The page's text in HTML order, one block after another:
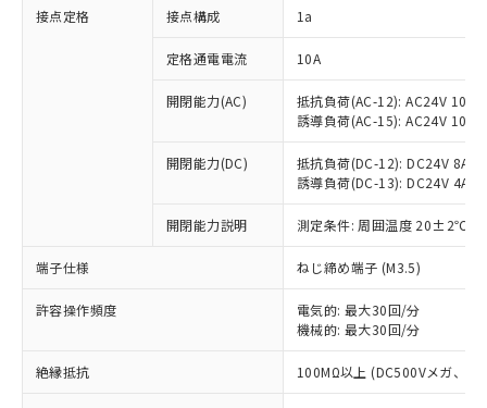
接点定格 接点構成 1a
定格通電電流 10A
開閉能力(AC)
抵抗負荷(AC-12): AC24V 10A/
誘導負荷(AC-15): AC24V
開閉能力(DC)
抵抗負荷(DC-12): DC24V 8A/
誘導負荷(DC-13): DC24V 4A/
開閉能力説明 測定条件: 周囲温度 20±2℃、
端子仕様 ねじ締め端子 (M3.5)
許容操作頻度
電気的: 最大30回/分
機械的: 最大30回/分
絶縁抵抗 100MΩ以上 (DC500Vメガ、点
ご利用条件
以下の条件をお読みいただき、同意のうえ
本サービスは、当社制御機器事業取扱
商品の当社在庫状況および標準価格
(税抜)を提供させていただくもので
当社制御機器事業取扱商品の中には、
本サービスの対象外となる商品もある
在庫状況および標準価格照会結果は、
記載している更新日時点での社内デー
タに基づき作成されるものであり、閲
覧された時点での実際の在庫および標
対応予定：EU RoHS指令（10物質）の非含
有に対応した製品に切り替える予定のある
対応予定なし：EU RoHS指令（10物質）の
非含有に非対応の商品で、対応品を出す予
調査・確認中：EU RoHS指令（10物質）の
非含有の対応状況を調査中または確認中の
非該当品：ライセンス料など無形物で、有
害物質有無と関係のない商品です。
仕入先様の事情により、非含有部品として
いたものが、含有品と判明した場合などや
むを得ず変更することがあります。
鉛(Pb) 1000ppm以下、 水銀(Hg) 1000ppm以下、 カド
※1 中国RoHS○×表
「○」：最大均質材料含有率が中国RoHSの
基準値以下であることを示します。
「×」：最大均質材料含有率が中国RoHSの
基準値を超えていることを示します。
「－」：未確認です。当社販売部門へお問
*中国RoHS10物質の基準値 (GB/T26572)：
Pb(鉛) :1000ppm、 Hg(水銀) : 1000ppm、 Cd(カドミウ
当社は、これら貴社製品のうち、外国
為替および外国貿易法に定める商品
（以下｢規制貨物等」という）を輸出
国政府の輸出許可(または役務取引許